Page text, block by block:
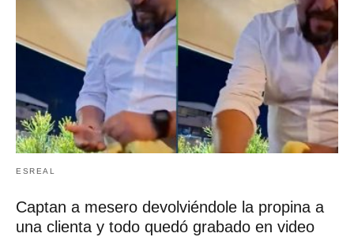
ESREAL
Captan a mesero devolviéndole la propina a
una clienta y todo quedó grabado en video